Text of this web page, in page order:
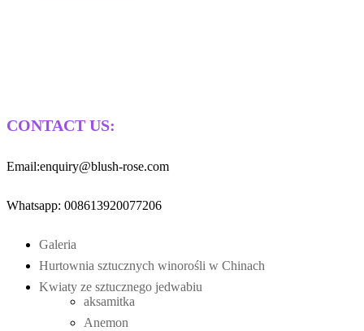
CONTACT US:
Email:enquiry@blush-rose.com
Whatsapp: 008613920077206
Galeria
Hurtownia sztucznych winorośli w Chinach
Kwiaty ze sztucznego jedwabiu
aksamitka
Anemon